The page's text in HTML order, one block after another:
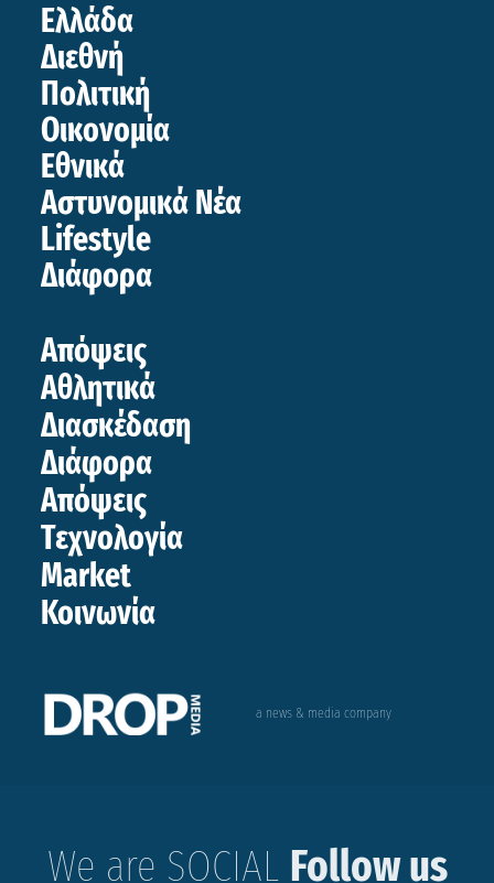
Ελλάδα
Διεθνή
Πολιτική
Οικονομία
Εθνικά
Αστυνομικά Νέα
Lifestyle
Διάφορα
Απόψεις
Αθλητικά
Διασκέδαση
Διάφορα
Απόψεις
Τεχνολογία
Market
Κοινωνία
a news & media company
We are SOCIAL Follow us